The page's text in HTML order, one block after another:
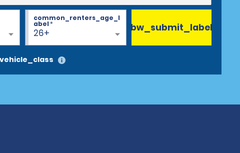
26+
common_renters_age_l
abel* bw_submit_label